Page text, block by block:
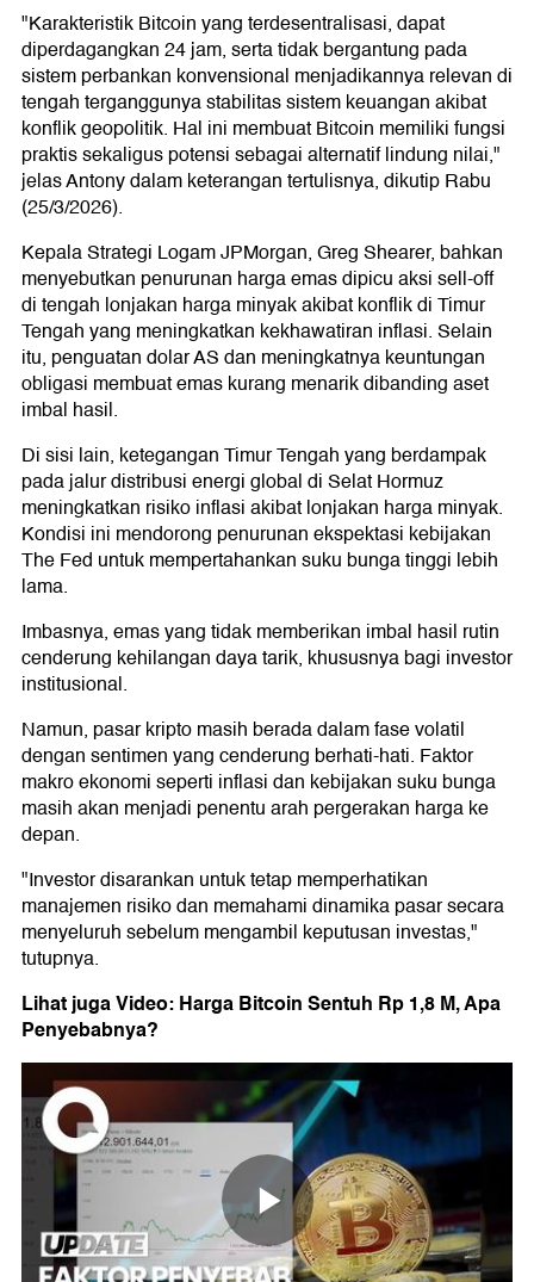
"Karakteristik Bitcoin yang terdesentralisasi, dapat
diperdagangkan 24 jam, serta tidak bergantung pada
sistem perbankan konvensional menjadikannya relevan di
tengah terganggunya stabilitas sistem keuangan akibat
konflik geopolitik. Hal ini membuat Bitcoin memiliki fungsi
praktis sekaligus potensi sebagai alternatif lindung nilai,"
jelas Antony dalam keterangan tertulisnya, dikutip Rabu
(25/3/2026).
Kepala Strategi Logam JPMorgan, Greg Shearer, bahkan
menyebutkan penurunan harga emas dipicu aksi sell-off
di tengah lonjakan harga minyak akibat konflik di Timur
Tengah yang meningkatkan kekhawatiran inflasi. Selain
itu, penguatan dolar AS dan meningkatnya keuntungan
obligasi membuat emas kurang menarik dibanding aset
imbal hasil.
Di sisi lain, ketegangan Timur Tengah yang berdampak
pada jalur distribusi energi global di Selat Hormuz
meningkatkan risiko inflasi akibat lonjakan harga minyak.
Kondisi ini mendorong penurunan ekspektasi kebijakan
The Fed untuk mempertahankan suku bunga tinggi lebih
lama.
Imbasnya, emas yang tidak memberikan imbal hasil rutin
cenderung kehilangan daya tarik, khususnya bagi investor
institusional.
Namun, pasar kripto masih berada dalam fase volatil
dengan sentimen yang cenderung berhati-hati. Faktor
makro ekonomi seperti inflasi dan kebijakan suku bunga
masih akan menjadi penentu arah pergerakan harga ke
depan.
"Investor disarankan untuk tetap memperhatikan
manajemen risiko dan memahami dinamika pasar secara
menyeluruh sebelum mengambil keputusan investas,"
tutupnya.
Lihat juga Video: Harga Bitcoin Sentuh Rp 1,8 M, Apa
Penyebabnya?